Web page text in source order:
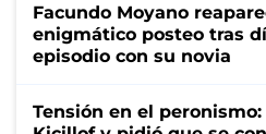
Facundo Moyano
enigmático posteo tras
episodio con su novia
Tensión en el